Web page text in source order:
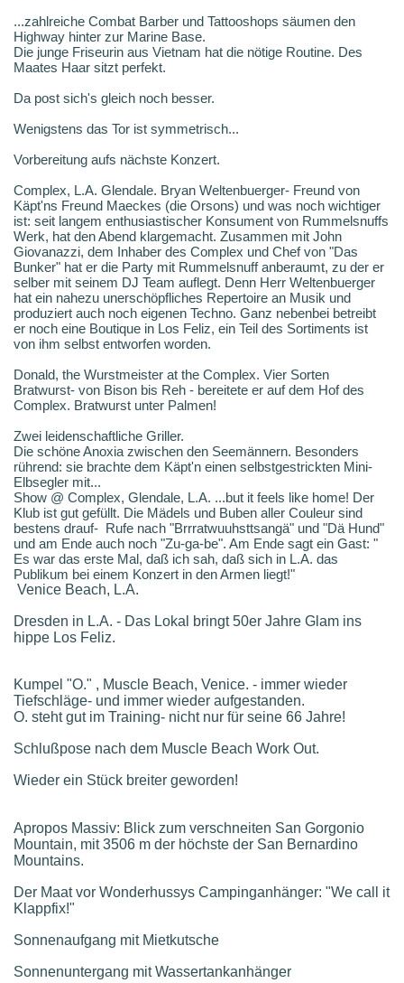
...zahlreiche Combat Barber und Tattooshops säumen den
Highway hinter zur Marine Base.
Die junge Friseurin aus Vietnam hat die nötige Routine. Des
Maates Haar sitzt perfekt.
Da post sich's gleich noch besser.
Wenigstens das Tor ist symmetrisch...
Vorbereitung aufs nächste Konzert.
Complex, L.A. Glendale. Bryan Weltenbuerger- Freund von
Käpt'ns Freund Maeckes (die Orsons) und was noch wichtiger
ist: seit langem enthusiastischer Konsument von Rummelsnuffs
Werk, hat den Abend klargemacht. Zusammen mit John
Giovanazzi, dem Inhaber des Complex und Chef von "Das
Bunker" hat er die Party mit Rummelsnuff anberaumt, zu der er
selber mit seinem DJ Team auflegt. Denn Herr Weltenbuerger
hat ein nahezu unerschöpfliches Repertoire an Musik und
produziert auch noch eigenen Techno. Ganz nebenbei betreibt
er noch eine Boutique in Los Feliz, ein Teil des Sortiments ist
von ihm selbst entworfen worden.
Donald, the Wurstmeister at the Complex. Vier Sorten
Bratwurst- von Bison bis Reh - bereitete er auf dem Hof des
Complex. Bratwurst unter Palmen!
Zwei leidenschaftliche Griller.
Die schöne Anoxia zwischen den Seemännern. Besonders
rührend: sie brachte dem Käpt'n einen selbstgestrickten Mini-
Elbsegler mit...
Show @ Complex, Glendale, L.A. ...but it feels like home! Der
Klub ist gut gefüllt. Die Mädels und Buben aller Couleur sind
bestens drauf- Rufe nach "Brrratwuuhsttsangä" und "Dä Hund"
und am Ende auch noch "Zu-ga-be". Am Ende sagt ein Gast: "
Es war das erste Mal, daß ich sah, daß sich in L.A. das
Publikum bei einem Konzert in den Armen liegt!"
Venice Beach, L.A.
Dresden in L.A. - Das Lokal bringt 50er Jahre Glam ins
hippe Los Feliz.
Kumpel "O." , Muscle Beach, Venice. - immer wieder
Tiefschläge- und immer wieder aufgestanden.
O. steht gut im Training- nicht nur für seine 66 Jahre!
Schlußpose nach dem Muscle Beach Work Out.
Wieder ein Stück breiter geworden!
Apropos Massiv: Blick zum verschneiten San Gorgonio
Mountain, mit 3506 m der höchste der San Bernardino
Mountains.
Der Maat vor Wonderhussys Campinganhänger: "We call it
Klappfix!"
Sonnenaufgang mit Mietkutsche
Sonnenuntergang mit Wassertankanhänger